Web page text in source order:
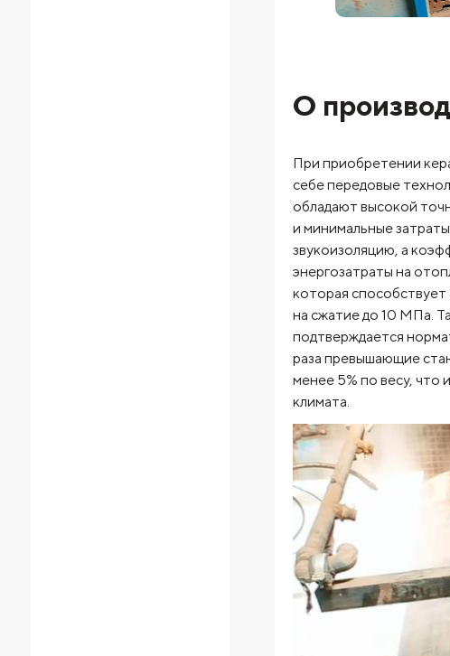
О
При приобретении
себе передовые
обладают высокой
и минимальные
звукоизоляцию, а
энергозатраты на
которая
на сжатие до 10 МПа.
подтверждается
раза превышающие
менее 5% по весу, что
климата.